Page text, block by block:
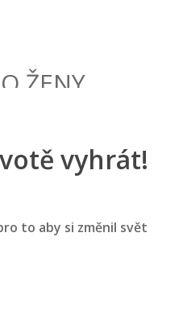
ŽENY
vyhrát!
to aby si změnil svět